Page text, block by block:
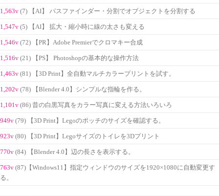
1,563v (7) 【AI】 パスファインダー・分割でオブジェクトを分割する
1,547v (5) 【AI】 拡大・縮小時に線の太さも変える
1,546v (72) 【PR】Adobe Premierでクロマキー合成
1,516v (21) 【PS】 Photoshopの基本的な操作方法
1,463v (81) 【3D Print】全自動マルチカラープリントを試す。
1,202v (78) 【Blender 4.0】シンプルな指輪を作る。
1,101v (86) 昔の白黒写真をカラー写真に変える方法いろいろ
949v (79) 【3D Print】Legoのポッチのサイズを確認する。
923v (80) 【3D Print】Legoサイズのトイレを3Dプリント
770v (84) 【Blender 4.0】辺の長さを表示する。
763v (87)【Windows11】指定ウィンドウのサイズを1920×1080に自動変更す
る。